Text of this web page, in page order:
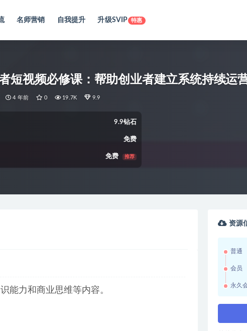
名师营销 自我提升 升级SVIP 特惠
短视频必修课：帮助创业者建立系统持续运
4 年前 0 19.7K 9.9
9.9钻石
免费
免费 推荐
能力和商业思维等内容。
资源
普通
会员
永久